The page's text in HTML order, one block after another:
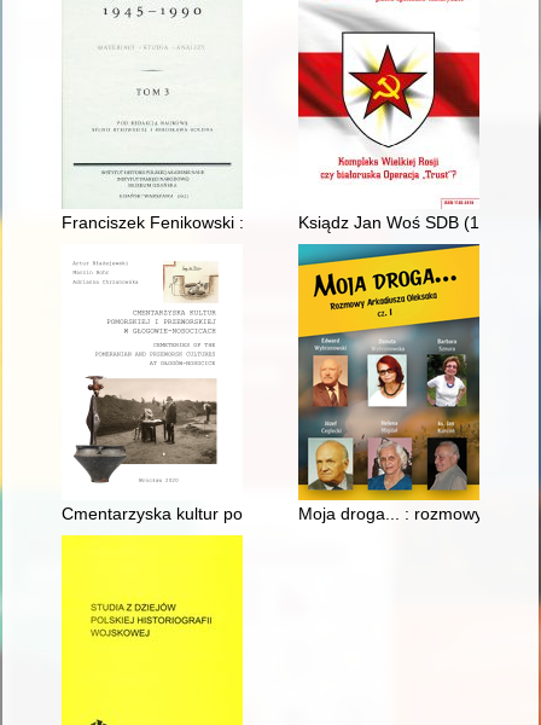
Franciszek Fenikowski : literacka osobowość powojennego
Ksiądz Jan Woś SDB (1899-
Cmentarzyska kultur pomorskiej i przeworskiej w Głogowie-
Moja droga... : rozmowy